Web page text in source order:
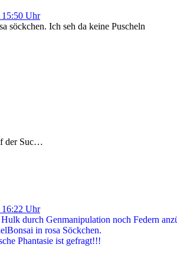
Uhr
söckchen. Ich seh da keine Puscheln
der Suc…
Uhr
durch Genmanipulation noch Federn
in rosa Söckchen.
Phantasie ist gefragt!!!